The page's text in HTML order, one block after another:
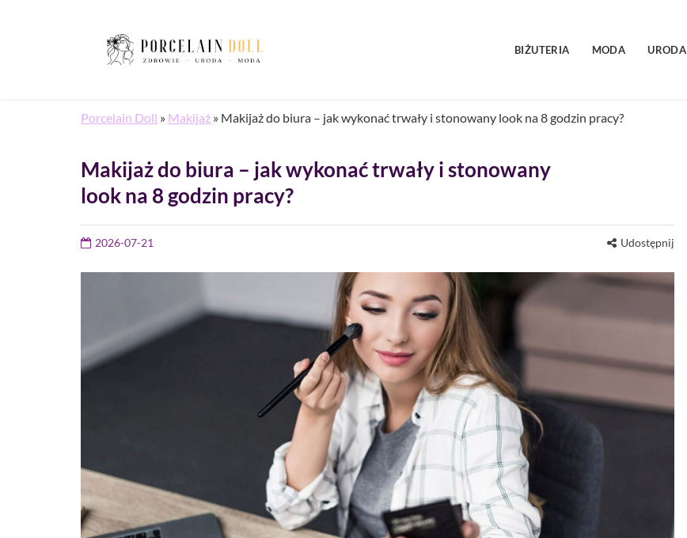
BIŻUTERIA MODA URODA
Porcelain Doll » Makijaż » Makijaż do biura – jak wykonać trwały i stonowany look na 8 godzin pracy?
Makijaż do biura – jak wykonać trwały i stonowany
look na 8 godzin pracy?
2026-07-21 Udostępnij